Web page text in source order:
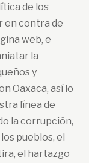
de los
en contra de
web, e
la
y
Oaxaca, así lo
línea de
la corrupción,
pueblos, el
el hartazgo